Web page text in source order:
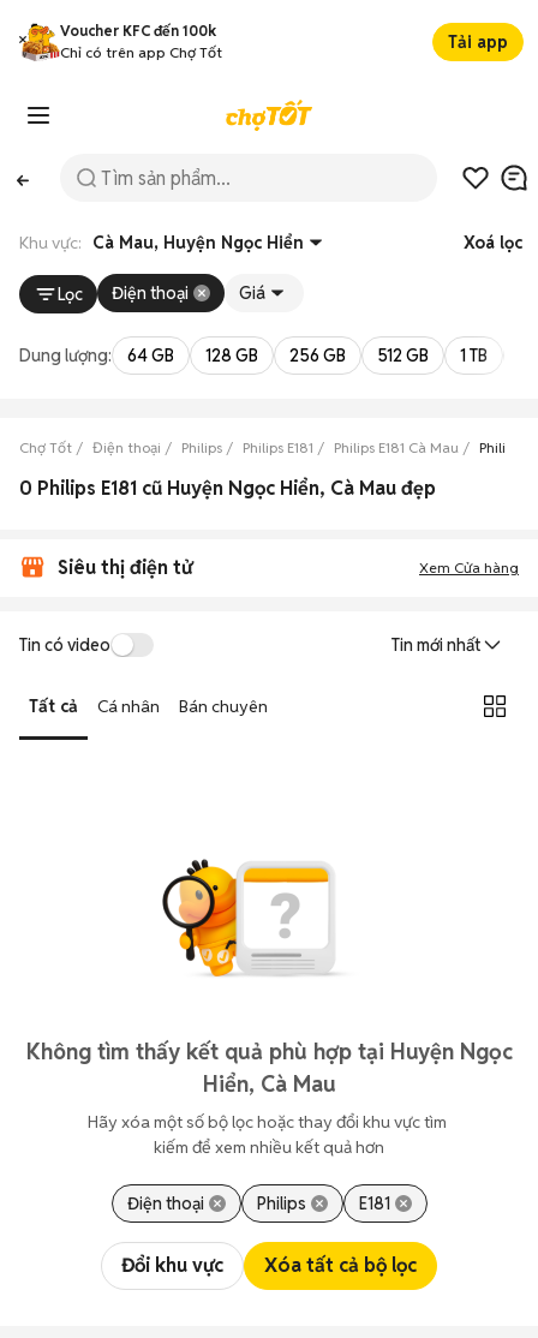
Voucher KFC đến 100k
Chỉ có trên app Chợ Tốt
Tải app
Khu vực: Cà Mau, Huyện Ngọc Hiển Xoá lọc
Lọc Điện thoại Giá
Dung lượng: 64 GB 128 GB 256 GB 512 GB 1 TB
Chợ Tốt Điện thoại Philips Philips E181 Philips E181 Cà Mau Philips
0 Philips E181 cũ Huyện Ngọc Hiển, Cà Mau đẹp
Siêu thị điện tử Xem Cửa hàng
Tin có video Tin mới nhất
Tất cả Cá nhân Bán chuyên
Không tìm thấy kết quả phù hợp tại Huyện Ngọc
Hiển, Cà Mau
Hãy xóa một số bộ lọc hoặc thay đổi khu vực tìm
kiếm để xem nhiều kết quả hơn
Điện thoại Philips E181
Đổi khu vực Xóa tất cả bộ lọc